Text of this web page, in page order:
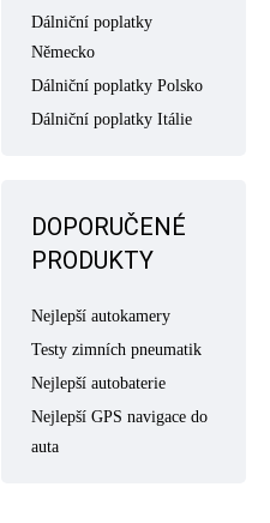
Dálniční poplatky
Německo
Dálniční poplatky Polsko
Dálniční poplatky Itálie
DOPORUČENÉ
PRODUKTY
Nejlepší autokamery
Testy zimních pneumatik
Nejlepší autobaterie
Nejlepší GPS navigace do
auta